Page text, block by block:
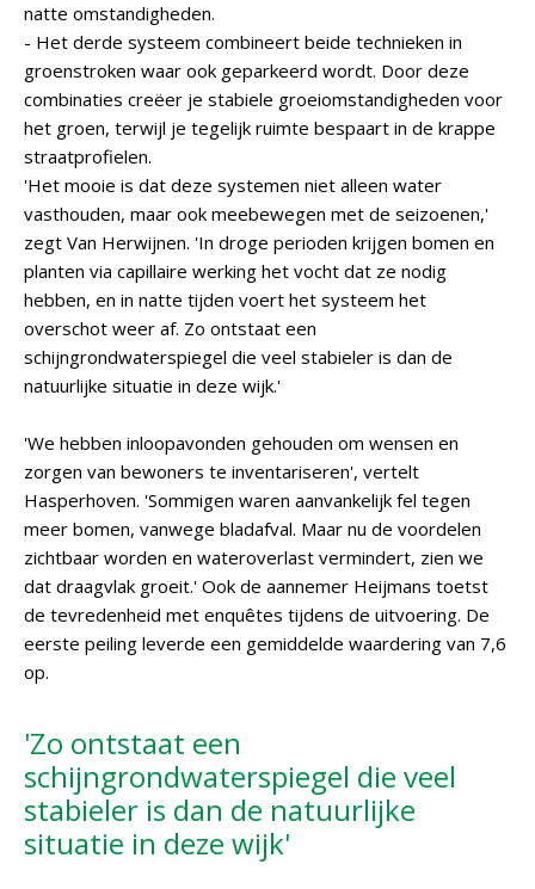
natte omstandigheden.
- Het derde systeem combineert beide technieken in
groenstroken waar ook geparkeerd wordt. Door deze
combinaties creëer je stabiele groeiomstandigheden voor
het groen, terwijl je tegelijk ruimte bespaart in de krappe
straatprofielen.
'Het mooie is dat deze systemen niet alleen water
vasthouden, maar ook meebewegen met de seizoenen,'
zegt Van Herwijnen. 'In droge perioden krijgen bomen en
planten via capillaire werking het vocht dat ze nodig
hebben, en in natte tijden voert het systeem het
overschot weer af. Zo ontstaat een
schijngrondwaterspiegel die veel stabieler is dan de
natuurlijke situatie in deze wijk.'
'We hebben inloopavonden gehouden om wensen en
zorgen van bewoners te inventariseren', vertelt
Hasperhoven. 'Sommigen waren aanvankelijk fel tegen
meer bomen, vanwege bladafval. Maar nu de voordelen
zichtbaar worden en wateroverlast vermindert, zien we
dat draagvlak groeit.' Ook de aannemer Heijmans toetst
de tevredenheid met enquêtes tijdens de uitvoering. De
eerste peiling leverde een gemiddelde waardering van 7,6
op.
'Zo ontstaat een
schijngrondwaterspiegel die veel
stabieler is dan de natuurlijke
situatie in deze wijk'